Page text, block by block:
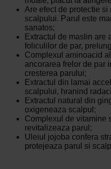
Are efect de protectie
scalpului. Parul este
sanatos;
Extractul de maslin are
foliculilor de par,
Complexul aminoacid
ancorarea frelor de par
cresterea parului;
Extractul din lamai
scalpului, hranind
Extractul natural din
oxigeneaza scalpul;
Complexul de vitamine
revitalizeaza parul;
Uleiul jojoba confera
protejeaza parul si